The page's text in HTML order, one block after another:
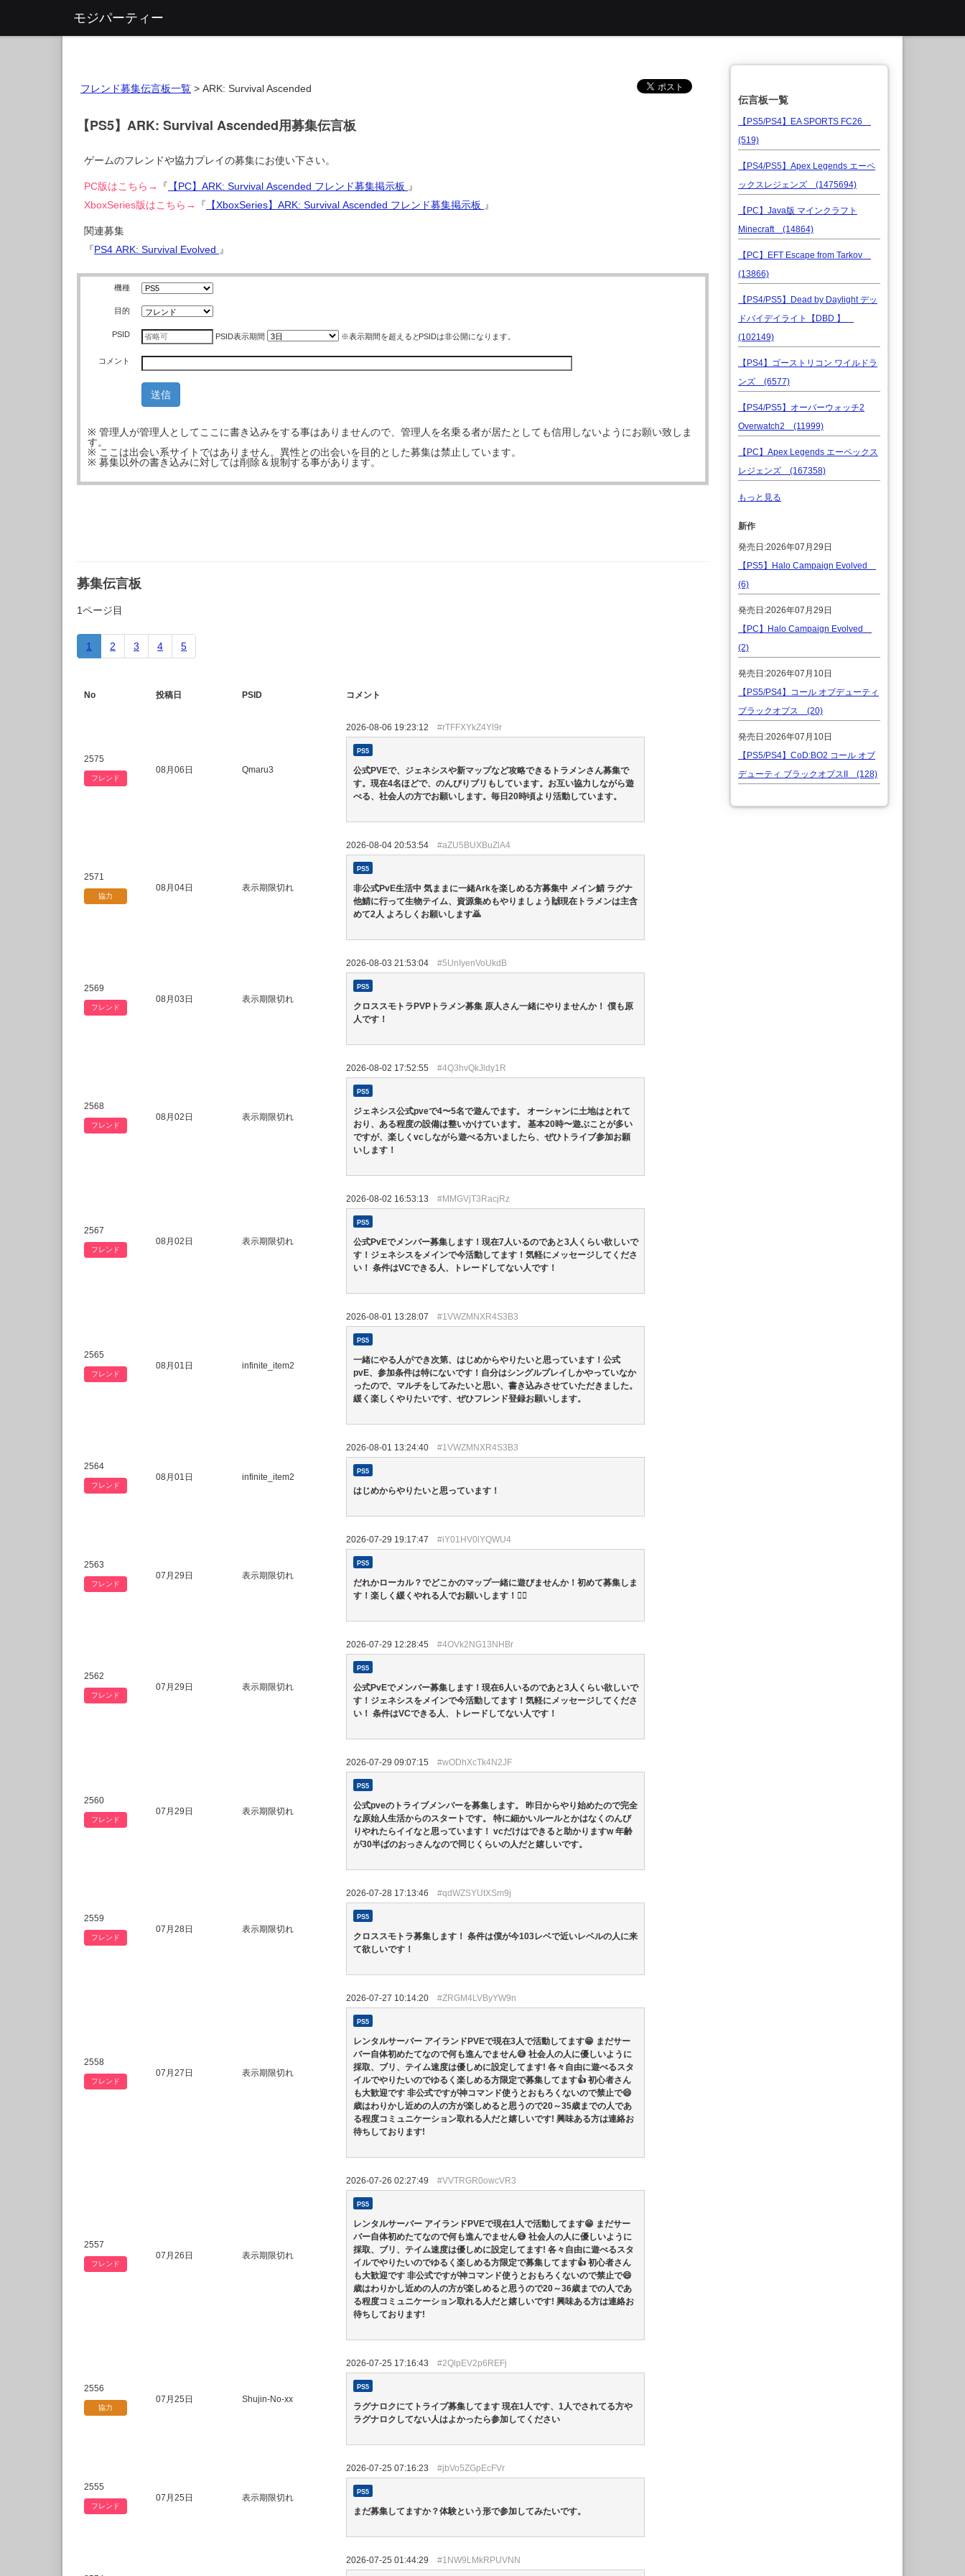
モジパーティー
フレンド募集伝言板一覧 > ARK: Survival Ascended
【PS5】ARK: Survival Ascended用募集伝言板
ゲームのフレンドや協力プレイの募集にお使い下さい。
PC版はこちら→ 『 【PC】ARK: Survival Ascended フレンド募集掲示板 』
XboxSeries版はこちら→
『 【XboxSeries】ARK: Survival Ascended フレンド募集掲示板 』
関連募集
『PS4 ARK: Survival Evolved 』
機種
目的
PSID PSID表示期間 ※表示期間を超えるとPSIDは非公開になります。
コメント
※ 管理人が管理人としてここに書き込みをする事はありませんので、管理人を名乗る者が居たとしても信用しないようにお願い致しま
す。
※ ここは出会い系サイトではありません。異性との出会いを目的とした募集は禁止しています。
※ 募集以外の書き込みに対しては削除＆規制する事があります。
募集伝言板
1ページ目
1 2 3 4 5
No 投稿日 PSID コメント
2575
フレンド
08月06日 Qmaru3
2026-08-06 19:23:12 #rTFFXYkZ4Yl9r
PS5
公式PVEで、ジェネシスや新マップなど攻略できるトラメンさん募集で
す。現在4名ほどで、のんびりブリもしています。お互い協力しながら遊
べる、社会人の方でお願いします。毎日20時頃より活動しています。
2571
協力
08月04日 表示期限切れ
2026-08-04 20:53:54 #aZU5BUXBuZlA4
PS5
非公式PvE生活中 気ままに一緒Arkを楽しめる方募集中 メイン鯖 ラグナ
他鯖に行って生物テイム、資源集めもやりましょう🙌現在トラメンは主含
めて2人 よろしくお願いします🙇
2569
フレンド
08月03日 表示期限切れ
2026-08-03 21:53:04 #5UnIyenVoUkdB
PS5
クロススモトラPVPトラメン募集 原人さん一緒にやりませんか！ 僕も原
人です！
2568
フレンド
08月02日 表示期限切れ
2026-08-02 17:52:55 #4Q3hvQkJldy1R
PS5
ジェネシス公式pveで4〜5名で遊んでます。 オーシャンに土地はとれて
おり、ある程度の設備は整いかけています。 基本20時〜遊ぶことが多い
ですが、楽しくvcしながら遊べる方いましたら、ぜひトライブ参加お願
いします！
2567
フレンド
08月02日 表示期限切れ
2026-08-02 16:53:13 #MMGVjT3RacjRz
PS5
公式PvEでメンバー募集します！現在7人いるのであと3人くらい欲しいで
す！ジェネシスをメインで今活動してます！気軽にメッセージしてくださ
い！ 条件はVCできる人、トレードしてない人です！
2565
フレンド
08月01日 infinite_item2
2026-08-01 13:28:07 #1VWZMNXR4S3B3
PS5
一緒にやる人ができ次第、はじめからやりたいと思っています！公式
pvE、参加条件は特にないです！自分はシングルプレイしかやっていなか
ったので、マルチをしてみたいと思い、書き込みさせていただきました。
緩く楽しくやりたいです、ぜひフレンド登録お願いします。
2564
フレンド
08月01日 infinite_item2
2026-08-01 13:24:40 #1VWZMNXR4S3B3
PS5
はじめからやりたいと思っています！
2563
フレンド
07月29日 表示期限切れ
2026-07-29 19:17:47 #iY01HV0lYQWU4
PS5
だれかローカル？でどこかのマップ一緒に遊びませんか！初めて募集しま
す！楽しく緩くやれる人でお願いします！🙇‍♂️
2562
フレンド
07月29日 表示期限切れ
2026-07-29 12:28:45 #4OVk2NG13NHBr
PS5
公式PvEでメンバー募集します！現在6人いるのであと3人くらい欲しいで
す！ジェネシスをメインで今活動してます！気軽にメッセージしてくださ
い！ 条件はVCできる人、トレードしてない人です！
2560
フレンド
07月29日 表示期限切れ
2026-07-29 09:07:15 #wODhXcTk4N2JF
PS5
公式pveのトライブメンバーを募集します。 昨日からやり始めたので完全
な原始人生活からのスタートです。 特に細かいルールとかはなくのんび
りやれたらイイなと思っています！ vcだけはできると助かりますw 年齢
が30半ばのおっさんなので同じくらいの人だと嬉しいです。
2559
フレンド
07月28日 表示期限切れ
2026-07-28 17:13:46 #qdWZSYUtXSm9j
PS5
クロススモトラ募集します！ 条件は僕が今103レベで近いレベルの人に来
て欲しいです！
2558
フレンド
07月27日 表示期限切れ
2026-07-27 10:14:20 #ZRGM4LVByYW9n
PS5
レンタルサーバー アイランドPVEで現在3人で活動してます😁 まだサー
バー自体初めたてなので何も進んでません😅 社会人の人に優しいように
採取、ブリ、テイム速度は優しめに設定してます! 各々自由に遊べるスタ
イルでやりたいのでゆるく楽しめる方限定で募集してます👍 初心者さん
も大歓迎です 非公式ですが神コマンド使うとおもろくないので禁止で😄
歳はわりかし近めの人の方が楽しめると思うので20～35歳までの人であ
る程度コミュニケーション取れる人だと嬉しいです! 興味ある方は連絡お
待ちしております!
2557
フレンド
07月26日 表示期限切れ
2026-07-26 02:27:49 #VVTRGR0owcVR3
PS5
レンタルサーバー アイランドPVEで現在1人で活動してます😁 まだサー
バー自体初めたてなので何も進んでません😅 社会人の人に優しいように
採取、ブリ、テイム速度は優しめに設定してます! 各々自由に遊べるスタ
イルでやりたいのでゆるく楽しめる方限定で募集してます👍 初心者さん
も大歓迎です 非公式ですが神コマンド使うとおもろくないので禁止で😄
歳はわりかし近めの人の方が楽しめると思うので20～36歳までの人であ
る程度コミュニケーション取れる人だと嬉しいです! 興味ある方は連絡お
待ちしております!
2556
協力
07月25日 Shujin-No-xx
2026-07-25 17:16:43 #2QlpEV2p6REFj
PS5
ラグナロクにてトライブ募集してます 現在1人です、1人でされてる方や
ラグナロクしてない人はよかったら参加してください
2555
フレンド
07月25日 表示期限切れ
2026-07-25 07:16:23 #jbVo5ZGpEcFVr
PS5
まだ募集してますか？体験という形で参加してみたいです。
2026-07-25 01:44:29 #1NW9LMkRPUVNN
伝言板一覧
【PS5/PS4】EA SPORTS FC26
(519)
【PS4/PS5】Apex Legends エーペ
ックスレジェンズ (1475694)
【PC】Java版 マインクラフト
Minecraft (14864)
【PC】EFT Escape from Tarkov
(13866)
【PS4/PS5】Dead by Daylight デッ
ドバイデイライト【DBD 】
(102149)
【PS4】ゴーストリコン ワイルドラ
ンズ (6577)
【PS4/PS5】オーバーウォッチ2
Overwatch2 (11999)
【PC】Apex Legends エーペックス
レジェンズ (167358)
もっと見る
新作
発売日:2026年07月29日
【PS5】Halo Campaign Evolved
(6)
発売日:2026年07月29日
【PC】Halo Campaign Evolved
(2)
発売日:2026年07月10日
【PS5/PS4】コール オブデューティ
ブラックオプス (20)
発売日:2026年07月10日
【PS5/PS4】CoD:BO2 コール オブ
デューティ ブラックオプスII (128)